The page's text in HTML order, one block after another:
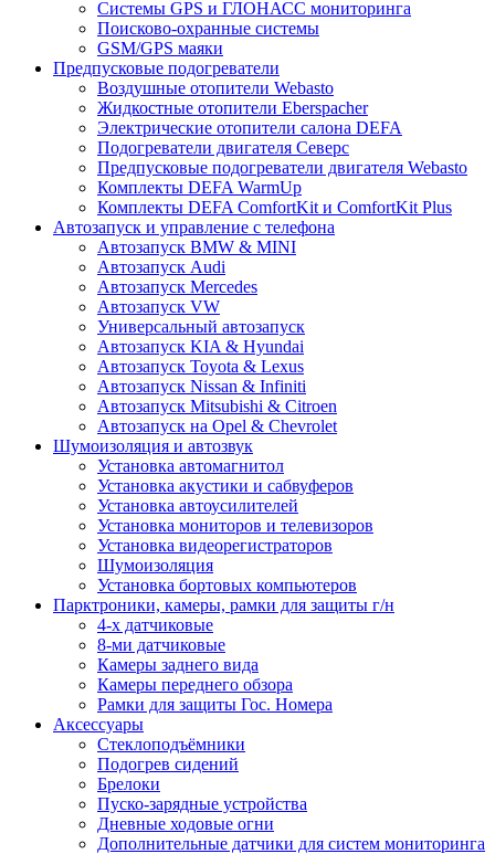
Системы GPS и ГЛОНАСС мониторинга
Поисково-охранные системы
GSM/GPS маяки
Предпусковые подогреватели
Воздушные отопители Webasto
Жидкостные отопители Eberspacher
Электрические отопители салона DEFA
Подогреватели двигателя Северс
Предпусковые подогреватели двигателя Webasto
Комплекты DEFA WarmUp
Комплекты DEFA ComfortKit и ComfortKit Plus
Автозапуск и управление с телефона
Автозапуск BMW & MINI
Автозапуск Audi
Автозапуск Mercedes
Автозапуск VW
Универсальный автозапуск
Автозапуск KIA & Hyundai
Автозапуск Toyota & Lexus
Автозапуск Nissan & Infiniti
Автозапуск Mitsubishi & Citroen
Автозапуск на Opel & Chevrolet
Шумоизоляция и автозвук
Установка автомагнитол
Установка акустики и сабвуферов
Установка автоусилителей
Установка мониторов и телевизоров
Установка видеорегистраторов
Шумоизоляция
Установка бортовых компьютеров
Парктроники, камеры, рамки для защиты г/н
4-х датчиковые
8-ми датчиковые
Камеры заднего вида
Камеры переднего обзора
Рамки для защиты Гос. Номера
Аксессуары
Стеклоподъёмники
Подогрев сидений
Брелоки
Пуско-зарядные устройства
Дневные ходовые огни
Дополнительные датчики для систем мониторинга